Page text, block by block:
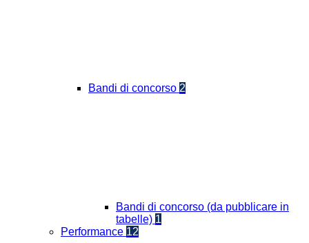
Bandi di concorso 2
Bandi di concorso (da pubblicare in
tabelle) 1
Performance 12